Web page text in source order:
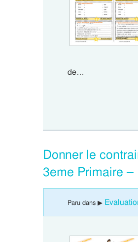
de…
Donner le
3eme Primaire
Paru dans ▶